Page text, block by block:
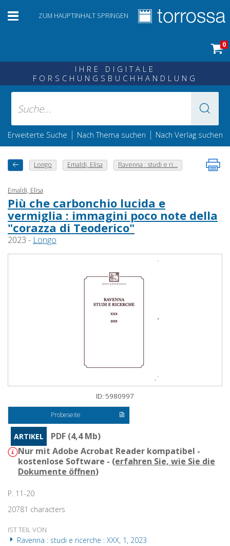
ZUM HAUPTINHALT SPRINGEN
0
IHRE DIGITALE
FORSCHUNGSBUCHHANDLUNG
Erweiterte Suche | Nach Thema suchen | Nach Verlag suchen
Longo Emaldi, Elisa Ravenna : studi e ri...
Emaldi, Elisa
Più che carbonchio lucida e
vermiglia : immagini poco note della
"corazza di Teoderico"
2023 - Longo
ID: 5980997
Probeseite
ARTIKEL
PDF (4,4 Mb)
Nur mit Adobe Acrobat Reader kompatibel -
kostenlose Software - (erfahren Sie, wie Sie die
Dokumente öffnen)
P. 11-20
20781 characters
IST TEIL VON
Ravenna : studi e ricerche : XXX, 1, 2023